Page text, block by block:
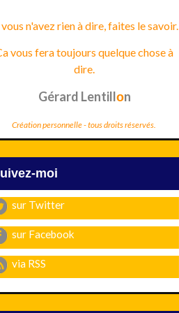
vous n'avez rien à dire, faites le savoir.
vous fera toujours quelque chose à
dire.
Gérard Lentillon
Création personnelle - tous droits réservés.
Suivez-moi
sur Twitter
sur Facebook
via RSS